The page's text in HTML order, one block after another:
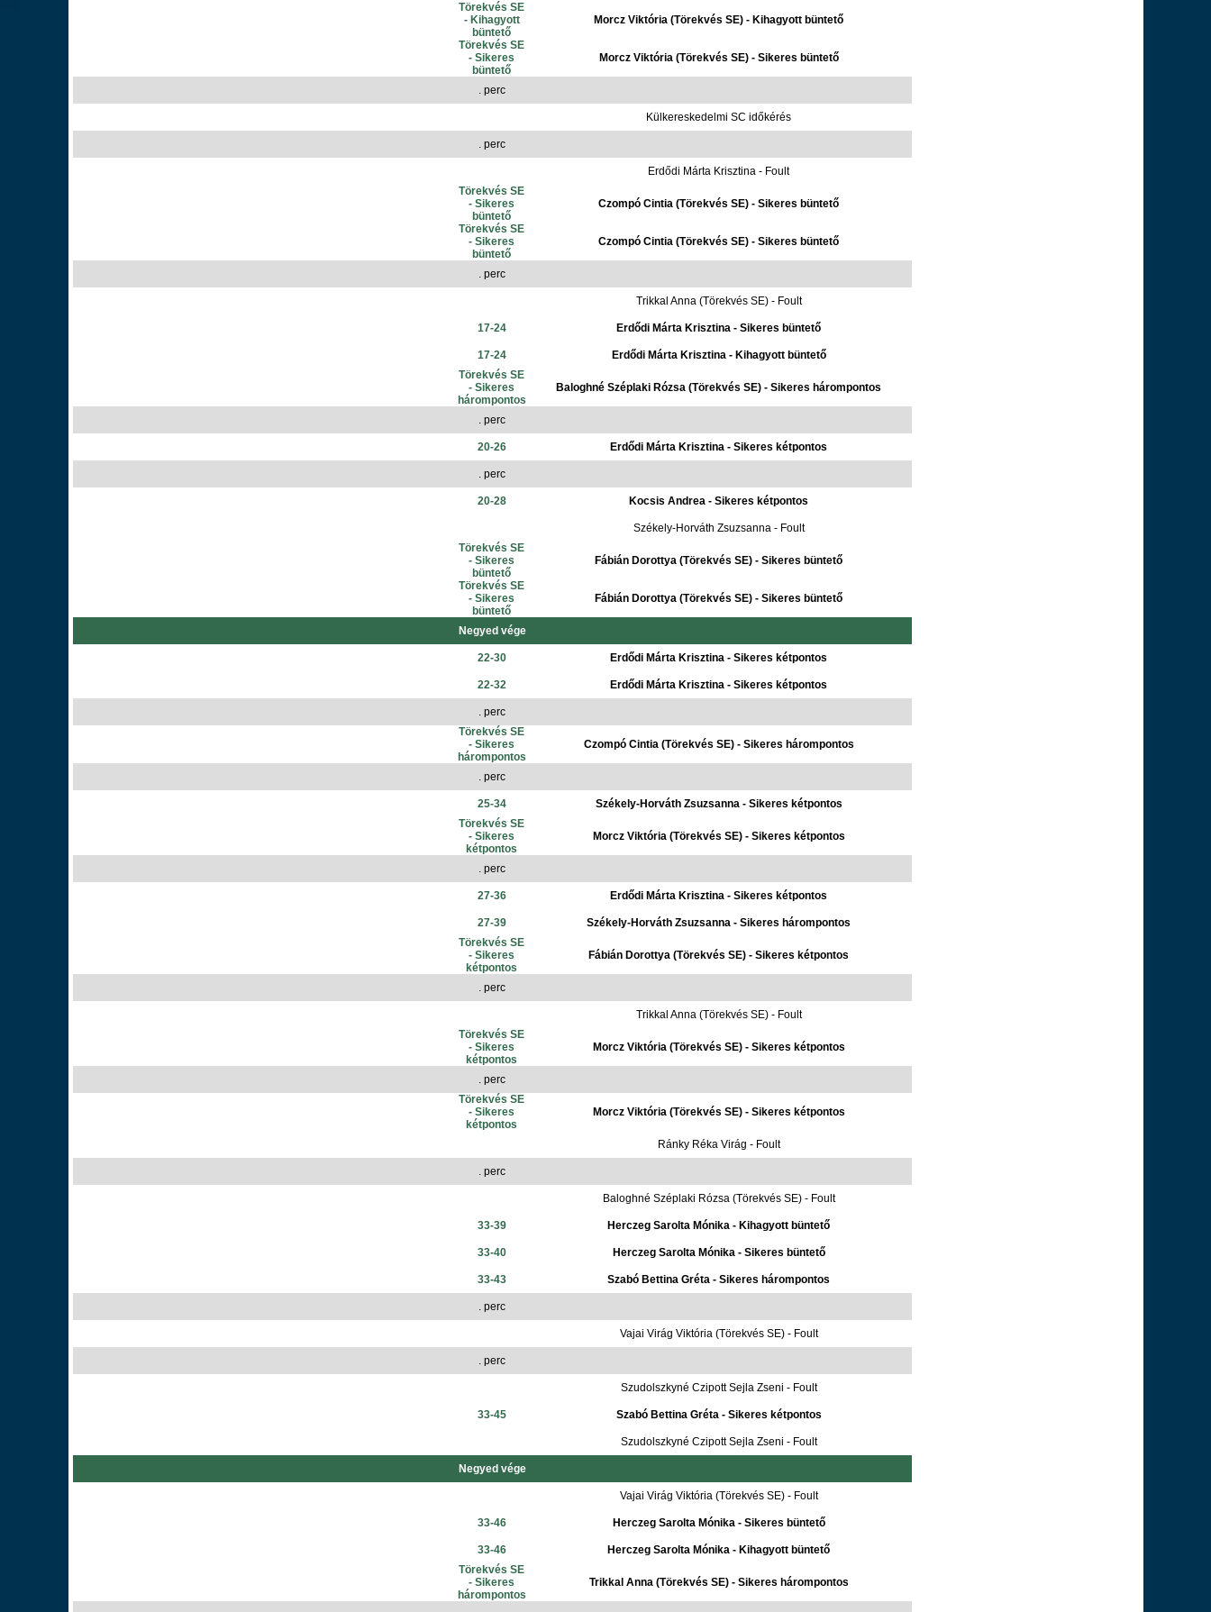
Törekvés SE
- Kihagyott
büntető
Morcz Viktória (Törekvés SE) - Kihagyott büntető
Törekvés SE
- Sikeres
büntető
Morcz Viktória (Törekvés SE) - Sikeres büntető
. perc
Külkereskedelmi SC időkérés
. perc
Erdődi Márta Krisztina - Foult
Törekvés SE
- Sikeres
büntető
Czompó Cintia (Törekvés SE) - Sikeres büntető
Törekvés SE
- Sikeres
büntető
Czompó Cintia (Törekvés SE) - Sikeres büntető
. perc
Trikkal Anna (Törekvés SE) - Foult
17-24 Erdődi Márta Krisztina - Sikeres büntető
17-24
Erdődi Márta Krisztina - Kihagyott büntető
Törekvés SE
- Sikeres
hárompontos
Baloghné Széplaki Rózsa (Törekvés SE) - Sikeres hárompontos
. perc
20-26 Erdődi Márta Krisztina - Sikeres kétpontos
. perc
20-28 Kocsis Andrea - Sikeres kétpontos
Székely-Horváth Zsuzsanna - Foult
Törekvés SE
- Sikeres
büntető
Fábián Dorottya (Törekvés SE) - Sikeres büntető
Törekvés SE
- Sikeres
büntető
Fábián Dorottya (Törekvés SE) - Sikeres büntető
Negyed vége
22-30 Erdődi Márta Krisztina - Sikeres kétpontos
22-32 Erdődi Márta Krisztina - Sikeres kétpontos
. perc
Törekvés SE
- Sikeres
hárompontos
Czompó Cintia (Törekvés SE) - Sikeres hárompontos
. perc
25-34
Székely-Horváth Zsuzsanna - Sikeres kétpontos
Törekvés SE
- Sikeres
kétpontos
Morcz Viktória (Törekvés SE) - Sikeres kétpontos
. perc
27-36 Erdődi Márta Krisztina - Sikeres kétpontos
27-39
Székely-Horváth Zsuzsanna - Sikeres hárompontos
Törekvés SE
- Sikeres
kétpontos
Fábián Dorottya (Törekvés SE) - Sikeres kétpontos
. perc
Trikkal Anna (Törekvés SE) - Foult
Törekvés SE
- Sikeres
kétpontos
Morcz Viktória (Törekvés SE) - Sikeres kétpontos
. perc
Törekvés SE
- Sikeres
kétpontos
Morcz Viktória (Törekvés SE) - Sikeres kétpontos
Ránky Réka Virág - Foult
. perc
Baloghné Széplaki Rózsa (Törekvés SE) - Foult
33-39 Herczeg Sarolta Mónika - Kihagyott büntető
33-40 Herczeg Sarolta Mónika - Sikeres büntető
33-43 Szabó Bettina Gréta - Sikeres hárompontos
. perc
Vajai Virág Viktória (Törekvés SE) - Foult
. perc
Szudolszkyné Czipott Sejla Zseni - Foult
33-45 Szabó Bettina Gréta - Sikeres kétpontos
Szudolszkyné Czipott Sejla Zseni - Foult
Negyed vége
Vajai Virág Viktória (Törekvés SE) - Foult
33-46 Herczeg Sarolta Mónika - Sikeres büntető
33-46
Herczeg Sarolta Mónika - Kihagyott büntető
Törekvés SE
- Sikeres
hárompontos
Trikkal Anna (Törekvés SE) - Sikeres hárompontos